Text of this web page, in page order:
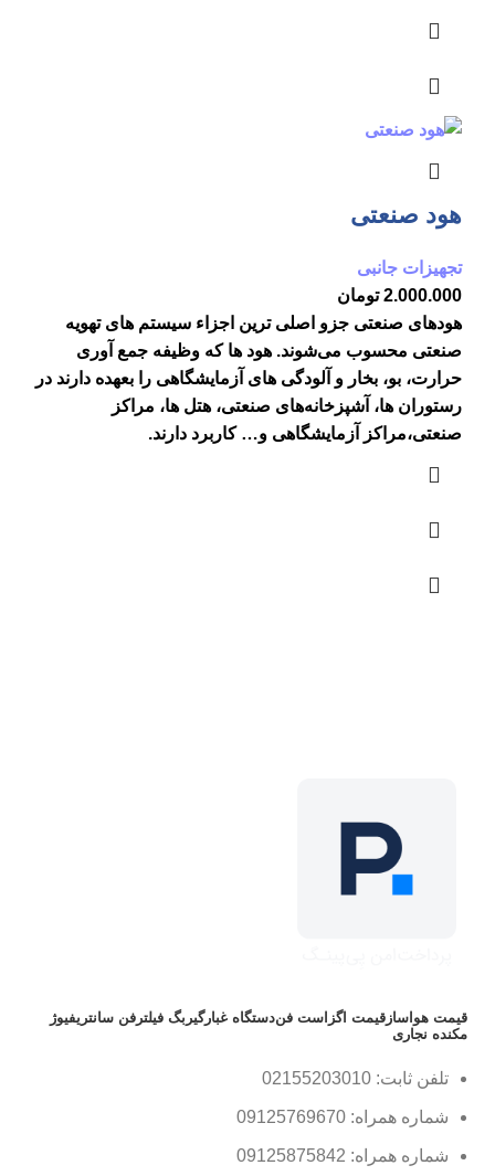
هود صنعتی
تجهیزات جانبی
2.000.000 تومان
هودهای صنعتی جزو اصلی ترین اجزاء سیستم های تهویه
صنعتی محسوب می‌شوند. هود ها که وظیفه جمع آوری
حرارت، بو، بخار و آلودگی های آزمایشگاهی را بعهده دارند در
رستوران ها، آشپزخانه‌های صنعتی، هتل ها، مراکز
صنعتی،مراکز آزمایشگاهی و… کاربرد دارند.
قیمت هواساز قیمت اگزاست فندستگاه غبارگیر بگ فیلتر فن سانتریفیوژ
مکنده نجاری
تلفن ثابت: 02155203010
شماره همراه: 09125769670
شماره همراه: 09125875842